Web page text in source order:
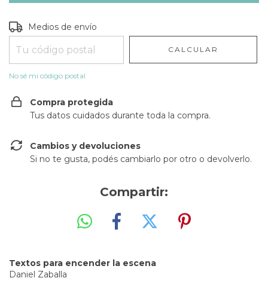
Entregas para el CP:
Medios de envío
CALCULAR
No sé mi código postal
Compra protegida
Tus datos cuidados durante toda la compra.
Cambios y devoluciones
Si no te gusta, podés cambiarlo por otro o devolverlo.
Compartir:
Textos para encender la escena
Daniel Zaballa